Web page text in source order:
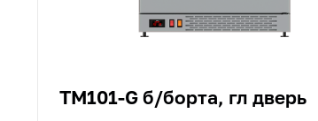
TM101-G б/борта, гл дверь